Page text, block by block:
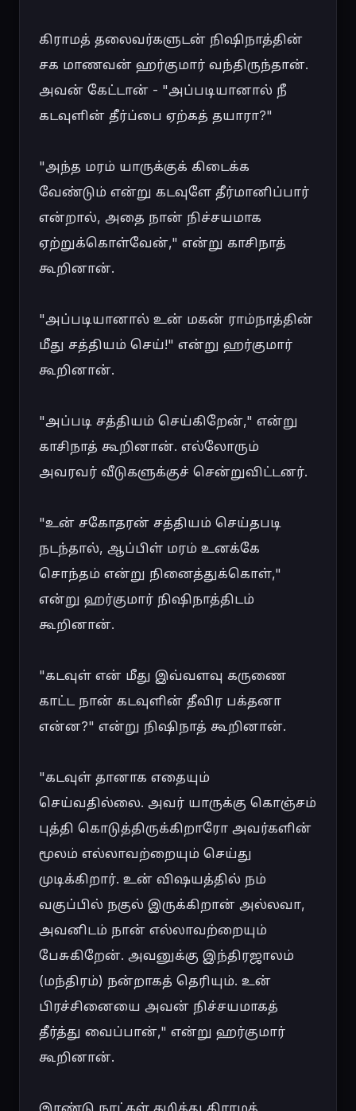
கிராமத் தலைவர்களுடன் நிஷிநாத்தின்
சக மாணவன் ஹர்குமார் வந்திருந்தான்.
அவன் கேட்டான் - "அப்படியானால் நீ
கடவுளின் தீர்ப்பை ஏற்கத் தயாரா?"
"அந்த மரம் யாருக்குக் கிடைக்க
வேண்டும் என்று கடவுளே தீர்மானிப்பார்
என்றால், அதை நான் நிச்சயமாக
ஏற்றுக்கொள்வேன்," என்று காசிநாத்
கூறினான்.
"அப்படியானால் உன் மகன் ராம்நாத்தின்
மீது சத்தியம் செய்!" என்று ஹர்குமார்
கூறினான்.
"அப்படி சத்தியம் செய்கிறேன்," என்று
காசிநாத் கூறினான். எல்லோரும்
அவரவர் வீடுகளுக்குச் சென்றுவிட்டனர்.
"உன் சகோதரன் சத்தியம் செய்தபடி
நடந்தால், ஆப்பிள் மரம் உனக்கே
சொந்தம் என்று நினைத்துக்கொள்,"
என்று ஹர்குமார் நிஷிநாத்திடம்
கூறினான்.
"கடவுள் என் மீது இவ்வளவு கருணை
காட்ட நான் கடவுளின் தீவிர பக்தனா
என்ன?" என்று நிஷிநாத் கூறினான்.
"கடவுள் தானாக எதையும்
செய்வதில்லை. அவர் யாருக்கு கொஞ்சம்
புத்தி கொடுத்திருக்கிறாரோ அவர்களின்
மூலம் எல்லாவற்றையும் செய்து
முடிக்கிறார். உன் விஷயத்தில் நம்
வகுப்பில் நகுல் இருக்கிறான் அல்லவா,
அவனிடம் நான் எல்லாவற்றையும்
பேசுகிறேன். அவனுக்கு இந்திரஜாலம்
(மந்திரம்) நன்றாகத் தெரியும். உன்
பிரச்சினையை அவன் நிச்சயமாகத்
தீர்த்து வைப்பான்," என்று ஹர்குமார்
கூறினான்.
இரண்டு நாட்கள் கழித்து கிராமத்